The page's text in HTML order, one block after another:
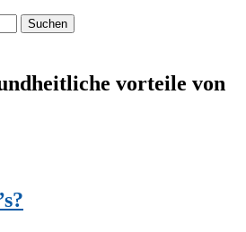
vorteile von